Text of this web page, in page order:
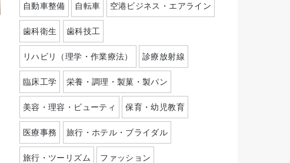
自動車整備 自転車 空港ビジネス・エアライン
歯科衛生 歯科技工
リハビリ（理学・作業療法） 診療放射線
臨床工学 栄養・調理・製菓・製パン
美容・理容・ビューティ 保育・幼児教育
医療事務 旅行・ホテル・ブライダル
旅行・ツーリズム ファッション